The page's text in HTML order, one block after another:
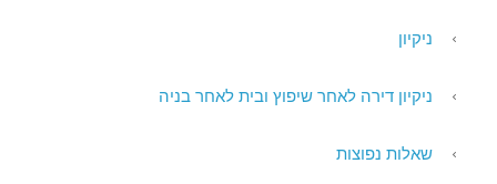
ניקיון
ניקיון דירה לאחר שיפוץ ובית לאחר בניה
שאלות נפוצות